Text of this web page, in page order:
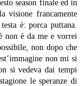
season finale ed in
visione francamente
è: porca puttana.
non è da me e vorrei
non dopo che
non mi si
si vedeva dai tempi
le speranze di